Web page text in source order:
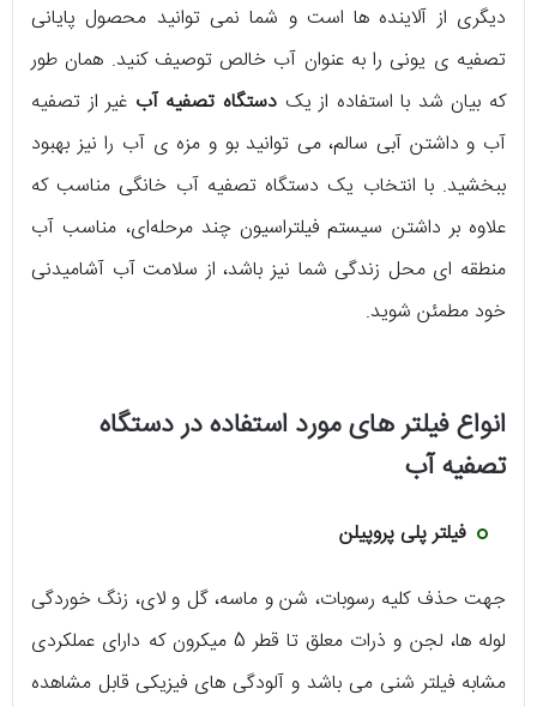
دیگری از آلاینده‌ ها است و شما نمی‌ توانید محصول پایانی
تصفیه‌ ی یونی را به عنوان آب خالص توصیف کنید. همان طور
که بیان شد با استفاده از یکدستگاه تصفیه آب غیر از تصفیه
آب و داشتن آبی سالم، می‌ توانید بو و مزه‌ ی آب را نیز بهبود
ببخشید. با انتخاب یک دستگاه تصفیه آب خانگی مناسب که
علاوه بر داشتن سیستم فیلتراسیون چند مرحله‌ای، مناسب آب
منطقه‌ ای محل زندگی شما نیز باشد، از سلامت آب آشامیدنی
خود مطمئن شوید.
انواع فیلتر های مورد استفاده در دستگاه
تصفیه آب
فیلتر پلی پروپیلن
جهت حذف کلیه رسوبات، شن و ماسه، گل و لای، زنگ خوردگی
لوله ها، لجن و ذرات معلق تا قطر 5 میکرون که دارای عملکردی
مشابه فیلتر شنی می باشد و آلودگی های فیزیکی قابل مشاهده